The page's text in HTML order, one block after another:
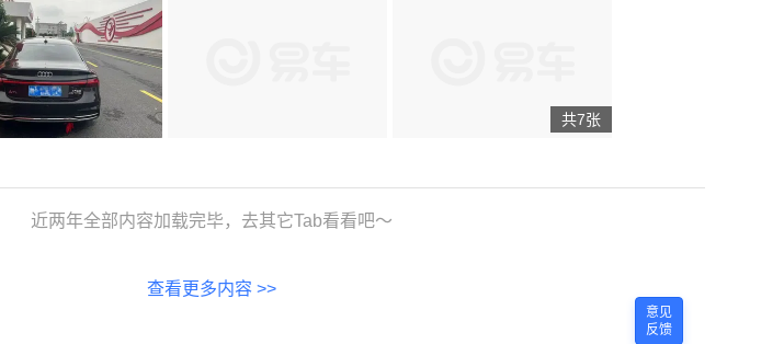
共7张
近两年全部内容加载完毕，去其它Tab看看吧～
查看更多内容 >>
意见
反馈